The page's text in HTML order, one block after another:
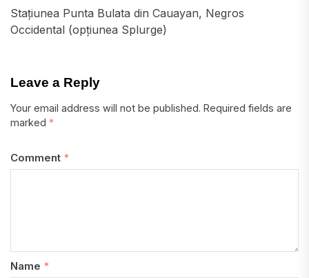
Stațiunea Punta Bulata din Cauayan, Negros
Occidental (opțiunea Splurge)
Leave a Reply
Your email address will not be published. Required fields are
marked *
Comment *
Name *